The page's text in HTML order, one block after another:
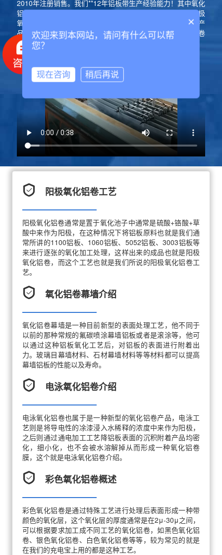
2010年注册销售。我们**12年铝板带生产经验能力！其中氧化
铝卷产品，如1060氧化铝卷原料、3003氧化铝卷原料、阳极
氧化铝卷原料等一直都是我们的主推型产品，例如等用途产
品，都是我们的主打型产品！我们有**铝卷加工分切氧化铝卷
设备两台、质量稳定、品质可靠！
阳极氧化铝卷工艺
阳极氧化铝卷通常是置于氧化池子中通常是硫酸+铬酸+草
酸中来作为阳极，在这种情况下将铝板原料也就是我们通
常所讲的1100铝板、1060铝板、5052铝板、3003铝板等
来进行逐张的氧化加工处理，这样出来的成品也就是阳极
氧化铝卷，而这个工艺也就是我们所说的阳极氧化铝卷工
艺。
氧化铝卷幕墙介绍
氧化铝卷幕墙是一种目前新型的表面处理工艺，他不同于
以前的那种常规的氟碳喷涂幕墙铝板或者是滚涂等，他可
以通过这种铝板氧化工艺后，对铝板的表面进行附着出
力。玻璃目幕墙材料、石材幕墙材料等等材料都可以提高
幕墙铝板的性能以及寿命。
电泳氧化铝卷介绍
电泳氧化铝卷也属于是一种新型的氧化铝卷产品，电泳工
艺则是将导电性的凃漆浸入水稀释的浓度中来作为阳极，
之后则通过通电加工工艺降铝板表面的沉积附着产品均密
化，细小化，也不会被水溶解掉从而形成一种氧化铝卷
膜，这个就是电泳氧化铝卷介绍。
彩色氧化铝卷概述
彩色氧化铝卷是通过特殊工艺进行处理后表面形成一种带
颜色的氧化层，这个氧化层的厚度通常是在2μ-30μ之间，
可以根据要求加工成不同工艺的氧化铝卷，如黑色氧化铝
卷、银色氧化铝卷、白色氧化铝卷等等，较为常见的就是
在我们的充电宝上用的都是这种工艺。
×
欢迎来到本网站，请问有什么可以帮
您？
现在咨询 稍后再说